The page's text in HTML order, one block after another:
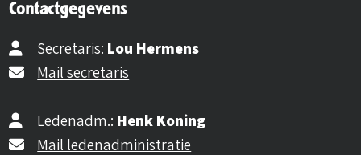
Contactgegevens
Secretaris: Lou Hermens
Mail secretaris
Ledenadm.: Henk Koning
Mail ledenadministratie